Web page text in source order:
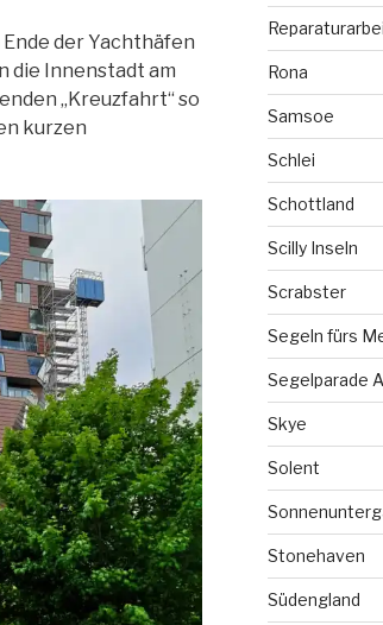
der Yachthäfen
die Innenstadt am
„Kreuzfahrt“ so
kurzen
Rona
Samsoe
Schlei
Schottland
Scilly Inseln
Scrabster
Segeln fürs
Segelparade
Skye
Solent
Stonehaven
Südengland